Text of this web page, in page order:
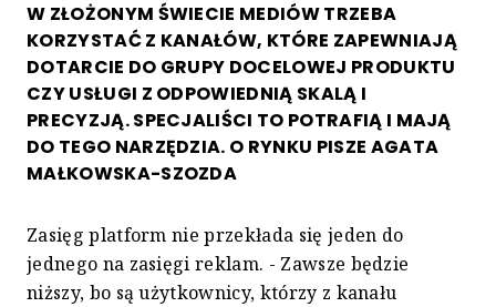
W ZŁOŻONYM ŚWIECIE MEDIÓW TRZEBA
KORZYSTAĆ Z KANAŁÓW, KTÓRE ZAPEWNIAJĄ
DOTARCIE DO GRUPY DOCELOWEJ PRODUKTU
CZY USŁUGI Z ODPOWIEDNIĄ SKALĄ I
PRECYZJĄ. SPECJALIŚCI TO POTRAFIĄ I MAJĄ
DO TEGO NARZĘDZIA. O RYNKU PISZE AGATA
MAŁKOWSKA-SZOZDA
Zasięg platform nie przekłada się jeden do
jednego na zasięgi reklam. - Zawsze będzie
niższy, bo są użytkownicy, którzy z kanału